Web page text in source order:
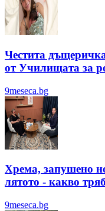
Честита
от Училищата за
9meseca.bg
Хрема, запушено
лятотo - какво
9meseca.bg